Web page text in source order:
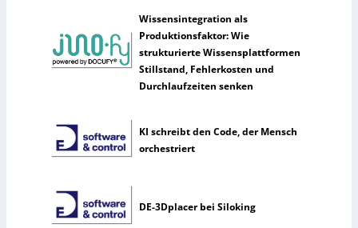
Wissensintegration als
Produktionsfaktor: Wie
strukturierte Wissensplattformen
Stillstand, Fehlerkosten und
Durchlaufzeiten senken
KI schreibt den Code, der Mensch
orchestriert
DE-3Dplacer bei Siloking